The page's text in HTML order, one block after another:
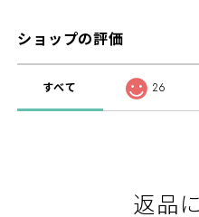
ショップの評価
すべて 26
返品